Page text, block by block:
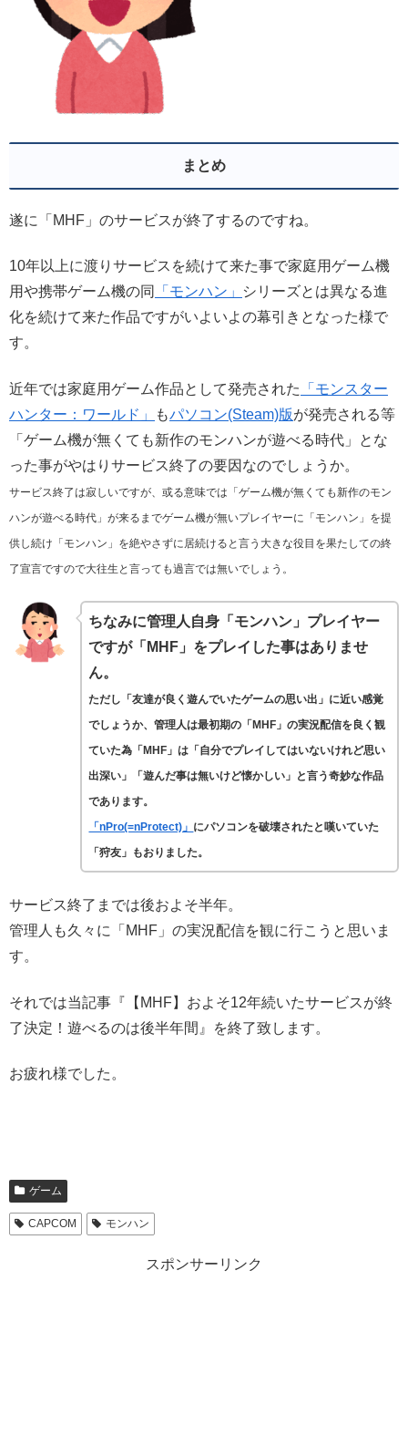
まとめ
遂に「MHF」のサービスが終了するのですね。
10年以上に渡りサービスを続けて来た事で家庭用ゲーム機
用や携帯ゲーム機の同
「モンハン」
シリーズとは異なる進
化を続けて来た作品ですがいよいよの幕引きとなった様で
す。
近年では家庭用ゲーム作品として発売された
「モンスター
ハンター：ワールド」
もパソコン(Steam)版が発売される等
「ゲーム機が無くても新作のモンハンが遊べる時代」とな
った事がやはりサービス終了の要因なのでしょうか。
サービス終了は寂しいですが、或る意味では「ゲーム機が無くても新作のモン
ハンが遊べる時代」が来るまでゲーム機が無いプレイヤーに「モンハン」を提
供し続け「モンハン」を絶やさずに居続けると言う大きな役目を果たしての終
了宣言ですので大往生と言っても過言では無いでしょう。
ちなみに管理人自身「モンハン」プレイヤー
ですが「MHF」をプレイした事はありませ
ん。
ただし「友達が良く遊んでいたゲームの思い出」に近い感覚
でしょうか、管理人は最初期の「MHF」の実況配信を良く観
ていた為「MHF」は 「自分でプレイしてはいないけれど思い
出深い」「遊んだ事は無いけど懐かしい」と言う奇妙な作品
であります。
「nPro(=nProtect)」 にパソコンを破壊されたと嘆いていた
「狩友」もおりました。
サービス終了までは後およそ半年。
管理人も久々に「MHF」の実況配信を観に行こうと思いま
す。
それでは当記事『【MHF】およそ12年続いたサービスが終
了決定！遊べるのは後半年間』を終了致します。
お疲れ様でした。
ゲーム
CAPCOM モンハン
スポンサーリンク